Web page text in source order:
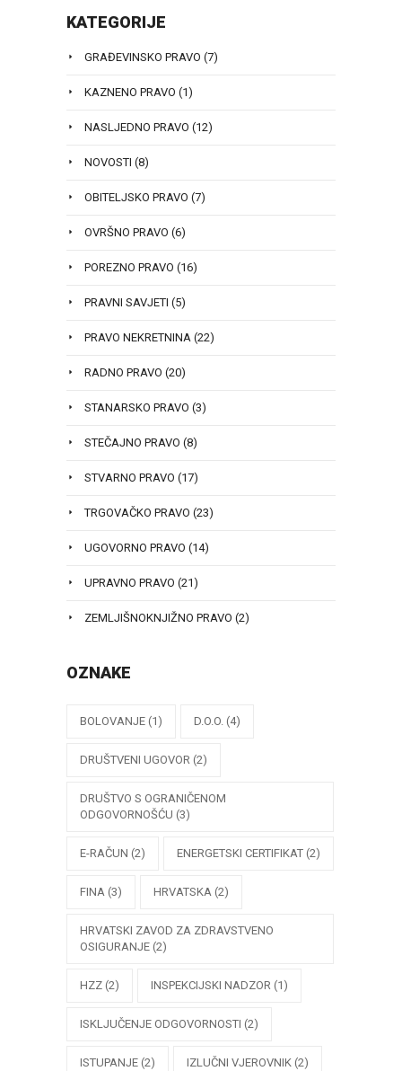
KATEGORIJE
GRAĐEVINSKO PRAVO (7)
KAZNENO PRAVO (1)
NASLJEDNO PRAVO (12)
NOVOSTI (8)
OBITELJSKO PRAVO (7)
OVRŠNO PRAVO (6)
POREZNO PRAVO (16)
PRAVNI SAVJETI (5)
PRAVO NEKRETNINA (22)
RADNO PRAVO (20)
STANARSKO PRAVO (3)
STEČAJNO PRAVO (8)
STVARNO PRAVO (17)
TRGOVAČKO PRAVO (23)
UGOVORNO PRAVO (14)
UPRAVNO PRAVO (21)
ZEMLJIŠNOKNJIŽNO PRAVO (2)
OZNAKE
BOLOVANJE (1) D.O.O. (4)
DRUŠTVENI UGOVOR (2)
DRUŠTVO S OGRANIČENOM
ODGOVORNOŠĆU (3)
E-RAČUN (2) ENERGETSKI CERTIFIKAT (2)
FINA (3) HRVATSKA (2)
HRVATSKI ZAVOD ZA ZDRAVSTVENO
OSIGURANJE (2)
HZZ (2) INSPEKCIJSKI NADZOR (1)
ISKLJUČENJE ODGOVORNOSTI (2)
ISTUPANJE (2) IZLUČNI VJEROVNIK (2)